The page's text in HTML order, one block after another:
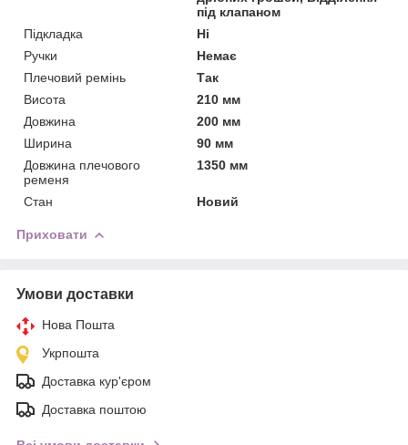
під клапаном
Підкладка
Ні
Ручки
Немає
Плечовий ремінь
Так
Висота
210 мм
Довжина
200 мм
Ширина
90 мм
Довжина плечового
ременя
1350 мм
Стан Новий
Приховати
Умови доставки
Нова Пошта
Укрпошта
Доставка кур'єром
Доставка поштою